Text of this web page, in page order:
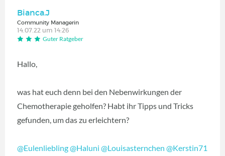
Bianca.J
Community Managerin
14.07.22 um 14:26
Guter Ratgeber
Hallo,
was hat euch denn bei den Nebenwirkungen der
Chemotherapie geholfen? Habt ihr Tipps und Tricks
gefunden, um das zu erleichtern?
@Eulenliebling@Haluni @Louisasternchen @Kerstin71